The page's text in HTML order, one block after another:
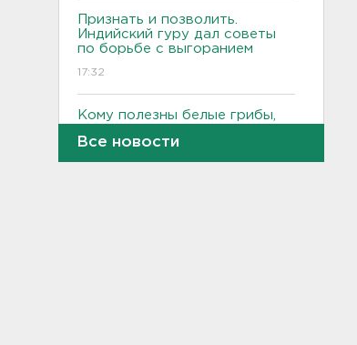
Признать и позволить.
Индийский гуру дал советы
по борьбе с выгоранием
17:32
Кому полезны белые грибы,
Все новости